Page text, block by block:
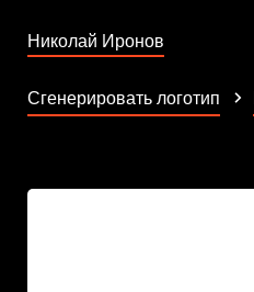
Николай Иронов
Сгенерировать логотип